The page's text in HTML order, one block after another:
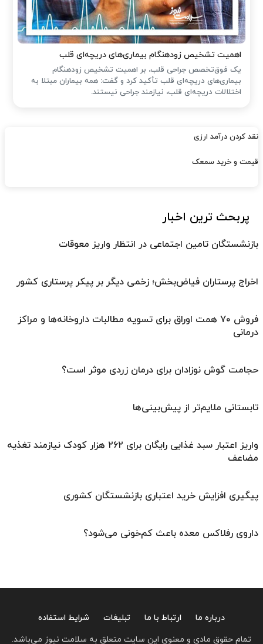
اهمیت تشخیص زودهنگام بیماری‌های دریچه‌ای قلب
یک فوق‌تخصص جراحی قلب، بر اهمیت تشخیص زودهنگام
بیماری‌های دریچه‌ای قلب تأکید کرد و گفت: همه بیماران مبتلا به
اختلالات دریچه‌ای قلب، نیازمند جراحی نیستند.
نقد کردن درآمد ارزی
قیمت و خرید سمعک
پربحث ترین اخبار
بازنشستگان تامین اجتماعی در انتظار واریز معوقات
اخراج پرستاران فیاض‌بخش؛ زخمی دیگر بر پیکر پرستاری کشور
فروش ۷۰ همت اوراق برای تسویه مطالبات داروخانه‌ها و مراکز
درمانی
حجامت گوش نوزادان برای درمان زردی موثر است؟
تابستانی ملایم‌تر از پیش‌بینی‌ها
واریز اعتبار سبد غذایی رایگان برای ۲۶۲ هزار کودک نیازمند تغذیه
مضاعف
پیگیری افزایش خرید اعتباری بازنشستگان کشوری
داروی رفلاکس معده باعث کم‌خونی می‌شود؟
درباره ما ارتباط با ما تبلیغات
شرایط استفاده
تمام حقوق مادی و معنوی این سایت متعلق به سلامت نیوز می‌باشد.